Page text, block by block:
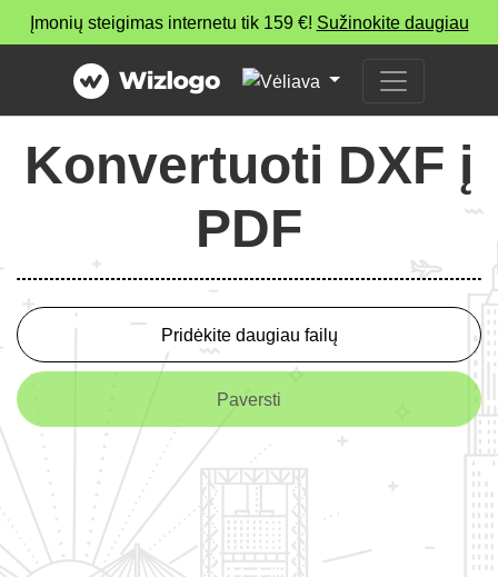
Įmonių steigimas internetu tik 159 €! Sužinokite daugiau
Konvertuoti DXF į
PDF
Pridėkite daugiau failų
Paversti